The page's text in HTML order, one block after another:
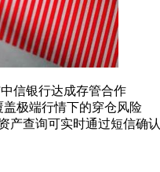
信银行达成存管合作
盖极端行情下的穿仓风险
产查询可实时通过短信确认